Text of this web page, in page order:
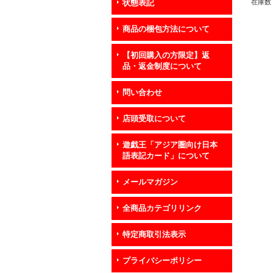
状態表記
商品の梱包方法について
【初回購入の方限定】返
品・返金制度について
問い合わせ
店頭受取について
遊戯王「アジア圏向け日本
語表記カード」について
メールマガジン
全商品カテゴリリンク
特定商取引法表示
プライバシーポリシー
在庫数